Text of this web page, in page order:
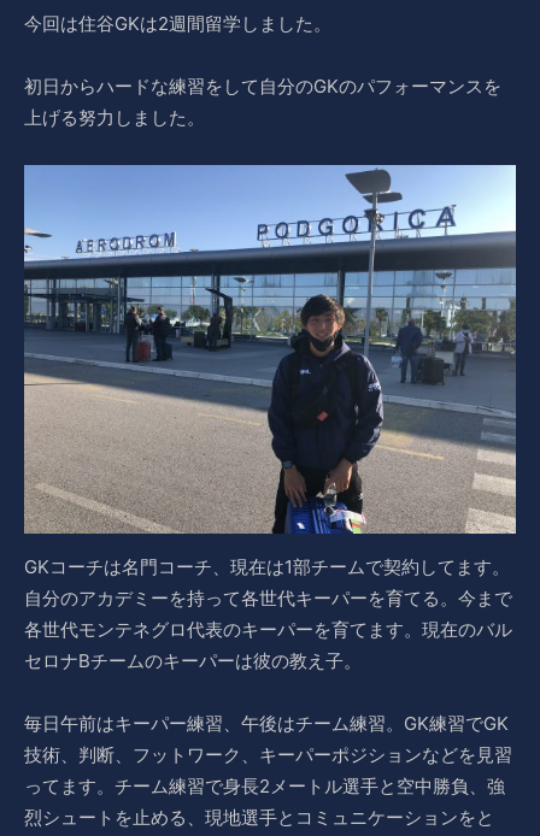
今回は住谷GKは2週間留学しました。
初日からハードな練習をして自分のGKのパフォーマンスを
上げる努力しました。
GKコーチは名門コーチ、現在は1部チームで契約してます。
自分のアカデミーを持って各世代キーパーを育てる。今まで
各世代モンテネグロ代表のキーパーを育てます。現在のバル
セロナBチームのキーパーは彼の教え子。
毎日午前はキーパー練習、午後はチーム練習。GK練習でGK
技術、判断、フットワーク、キーパーポジションなどを見習
ってます。チーム練習で身長2メートル選手と空中勝負、強
烈シュートを止める、現地選手とコミュニケーションをと